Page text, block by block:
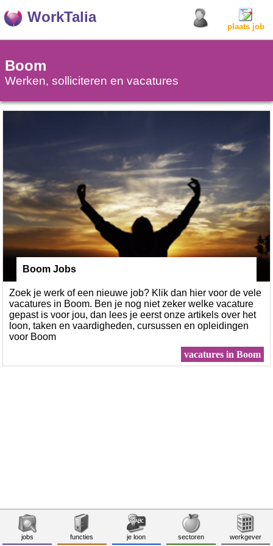
WorkTalia
plaats job
Boom
Werken, solliciteren en vacatures
Boom Jobs
Zoek je werk of een nieuwe job? Klik dan hier voor de vele
vacatures in Boom. Ben je nog niet zeker welke vacature
gepast is voor jou, dan lees je eerst onze artikels over het
loon, taken en vaardigheden, cursussen en opleidingen
voor Boom
vacatures in Boom
jobs functies je loon sectoren werkgever